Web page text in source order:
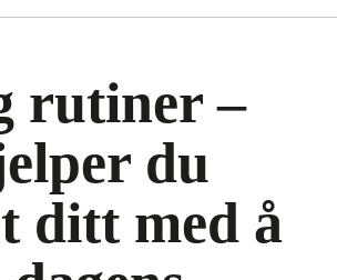
rutiner –
du
ditt med å